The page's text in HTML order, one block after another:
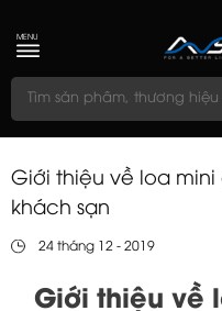
MENU
Giới thiệu về loa
khách sạn
24 tháng 12 - 2019
Giới thiệu về